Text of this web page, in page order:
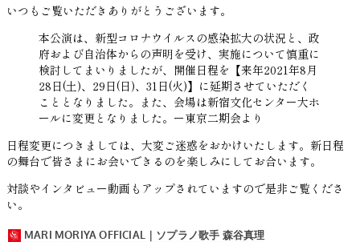
いつもご覧いただきありがとうございます。
本公演は、新型コロナウイルスの感染拡大の状況と、政
府および自治体からの声明を受け、実施について慎重に
検討してまいりましたが、開催日程を【来年2021年8月
28日(土)、29日(日)、31日(火)】に延期させていただく
こととなりました。また、会場は新宿文化センター大ホ
ールに変更となりました。ー東京二期会より
日程変更につきましては、大変ご迷惑をおかけいたします。新日程
の舞台で皆さまにお会いできるのを楽しみにしてお合います。
対談やインタビュー動画もアップされていますので是非ご覧くださ
い。